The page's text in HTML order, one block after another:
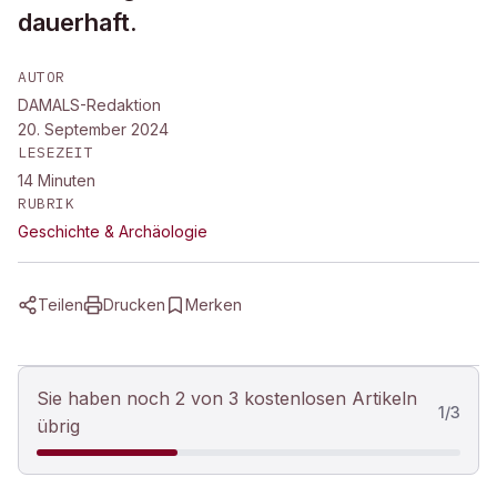
dauerhaft.
AUTOR
DAMALS-Redaktion
20. September 2024
LESEZEIT
14 Minuten
RUBRIK
Geschichte & Archäologie
Teilen Drucken Merken
Sie haben noch 2 von 3 kostenlosen Artikeln
übrig
1/3